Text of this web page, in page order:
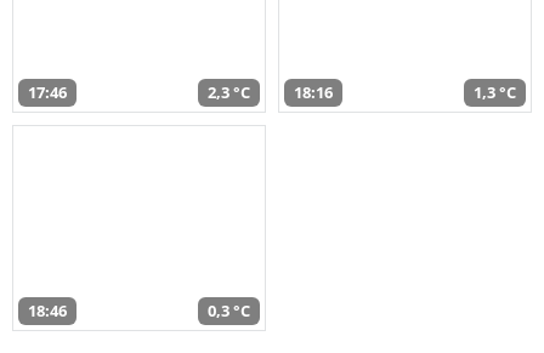
17:46 2,3 °C 18:16 1,3 °C
18:46 0,3 °C